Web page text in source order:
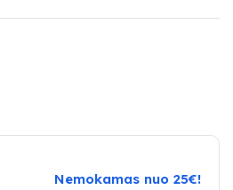
Nemokamas nuo 25€!